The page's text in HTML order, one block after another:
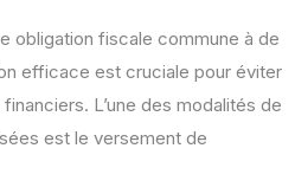
obligation fiscale commune à de
efficace est cruciale pour éviter
L’une des modalités de
est le versement de